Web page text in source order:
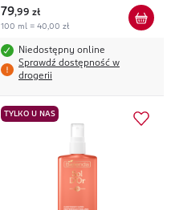
79,99 zł
100 ml = 40,00 zł
Niedostępny online
Sprawdź dostępność w
drogerii
TYLKO U NAS